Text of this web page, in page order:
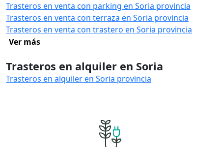
Trasteros en venta con parking en Soria provincia
Trasteros en venta con terraza en Soria provincia
Trasteros en venta con trastero en Soria provincia
Ver más
Trasteros en alquiler en Soria
Trasteros en alquiler en Soria provincia